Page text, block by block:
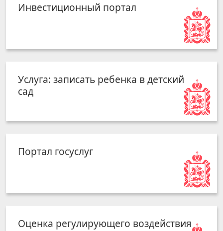
Инвестиционный портал
Услуга: записать ребенка в детский
сад
Портал госуслуг
Оценка регулирующего воздействия